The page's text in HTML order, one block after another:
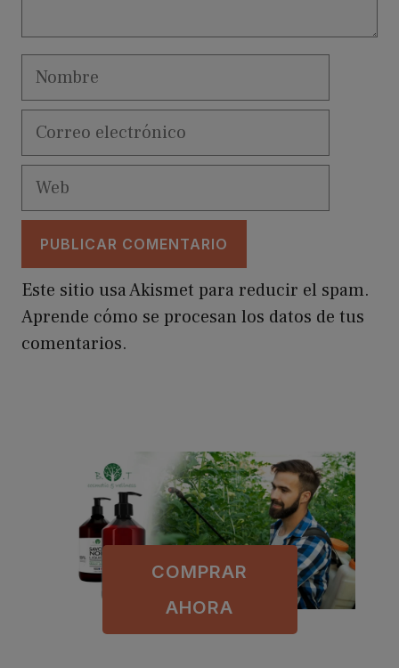
Nombre
Correo
Web
Este sitio usa Akismet para reducir el spam.
Aprende cómo se procesan los datos de tus
comentarios.
COMPRAR
AHORA